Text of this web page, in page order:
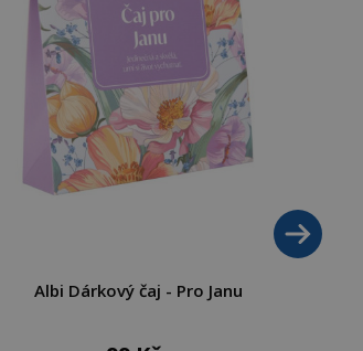
Albi Dárkový čaj - Pro Janu